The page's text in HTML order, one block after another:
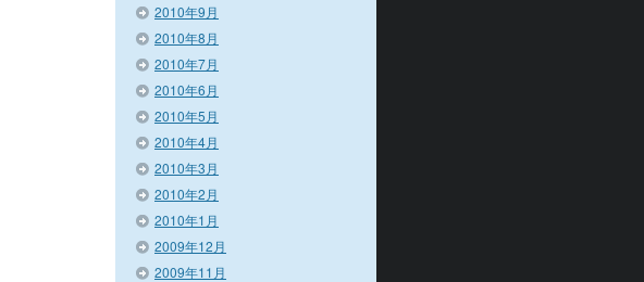
2010年9月
2010年8月
2010年7月
2010年6月
2010年5月
2010年4月
2010年3月
2010年2月
2010年1月
2009年12月
2009年11月